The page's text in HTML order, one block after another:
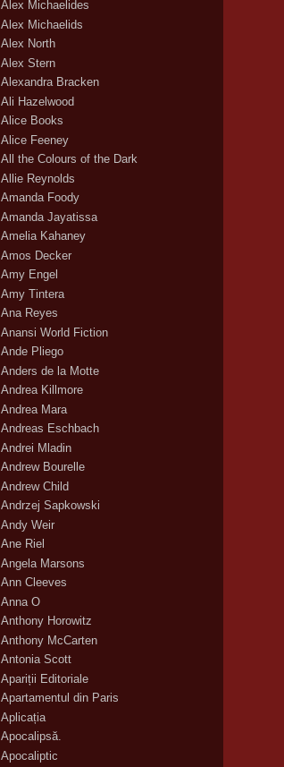
Alex Michaelides
Alex Michaelids
Alex North
Alex Stern
Alexandra Bracken
Ali Hazelwood
Alice Books
Alice Feeney
All the Colours of the Dark
Allie Reynolds
Amanda Foody
Amanda Jayatissa
Amelia Kahaney
Amos Decker
Amy Engel
Amy Tintera
Ana Reyes
Anansi World Fiction
Ande Pliego
Anders de la Motte
Andrea Killmore
Andrea Mara
Andreas Eschbach
Andrei Mladin
Andrew Bourelle
Andrew Child
Andrzej Sapkowski
Andy Weir
Ane Riel
Angela Marsons
Ann Cleeves
Anna O
Anthony Horowitz
Anthony McCarten
Antonia Scott
Apariții Editoriale
Apartamentul din Paris
Aplicația
Apocalipsă.
Apocaliptic